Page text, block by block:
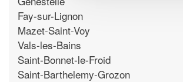
Fay-sur-Lignon
Mazet-Saint-Voy
Vals-les-Bains
Saint-Bonnet-le-Froid
Saint-Barthelemy-Grozon